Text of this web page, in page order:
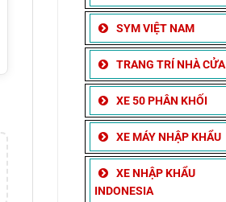
SYM VIỆT NAM
TRANG TRÍ NHÀ CỬA
XE 50 PHÂN KHỐI
XE MÁY NHẬP KHẨU
XE NHẬP KHẨU
INDONESIA